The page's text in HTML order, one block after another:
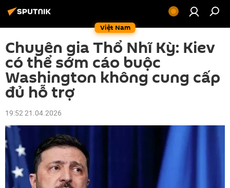
Việt Nam
Chuyên gia Thổ Nhĩ Kỳ: Kiev
có thể sớm cáo buộc
Washington không cung cấp
đủ hỗ trợ
19:52 21.04.2026